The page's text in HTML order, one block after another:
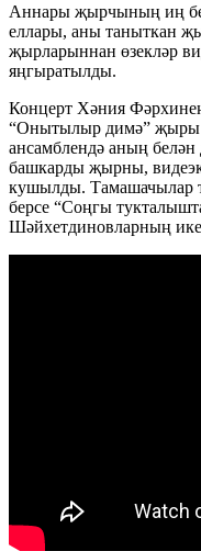
Аннары җырчының иң
еллары, аны таныткан
җырларыннан өзекләр
яңгыратылды.
Концерт Хәния
“Онытылыр димә” җыры
ансамблендә аның
башкарды җырны,
кушылды. Тамашачылар
берсе “Соңгы
Шәйхетдиновларның